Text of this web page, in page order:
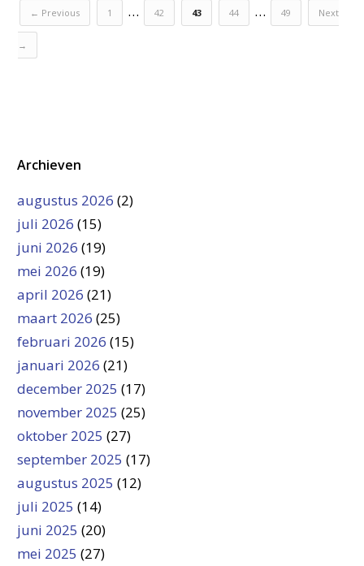
← Previous 1 … 42 43 44 … 49 Next
→
Archieven
augustus 2026 (2)
juli 2026 (15)
juni 2026 (19)
mei 2026 (19)
april 2026 (21)
maart 2026 (25)
februari 2026 (15)
januari 2026 (21)
december 2025 (17)
november 2025 (25)
oktober 2025 (27)
september 2025 (17)
augustus 2025 (12)
juli 2025 (14)
juni 2025 (20)
mei 2025 (27)